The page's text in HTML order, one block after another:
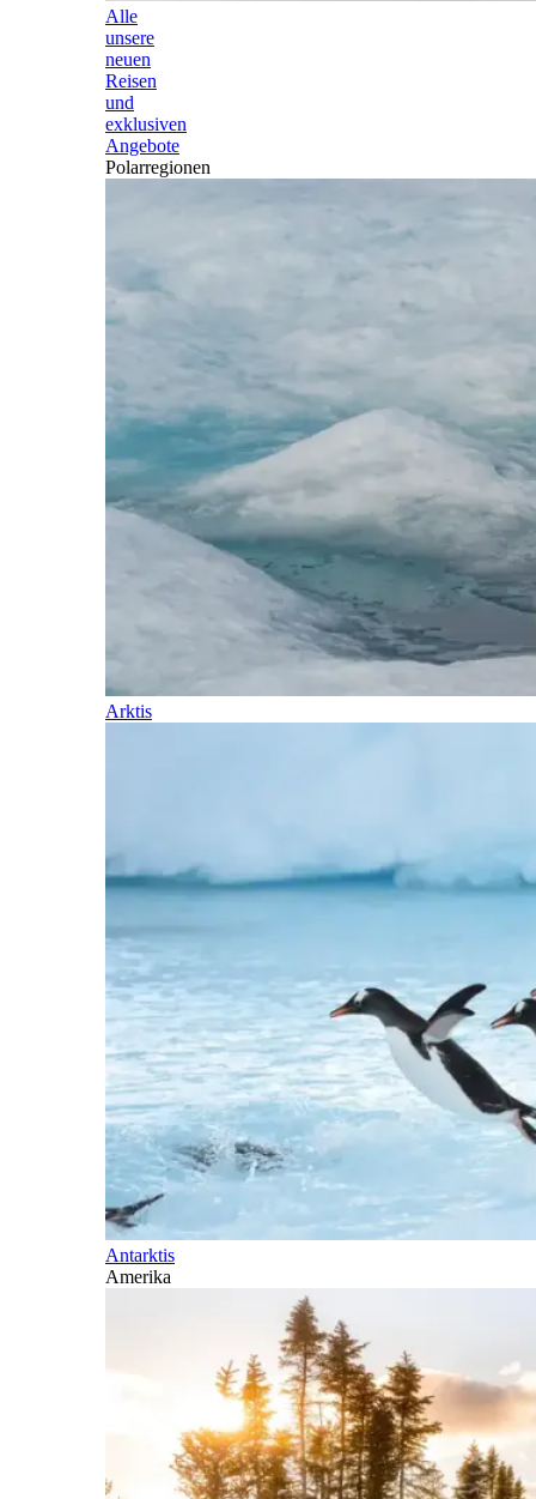
Alle
unsere
neuen
Reisen
und
exklusiven
Angebote
Polarregionen
Arktis
Antarktis
Amerika